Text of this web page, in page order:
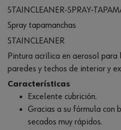
STAINCLEANER-SPRAY-
Spray tapamanchas
STAINCLEANER
Pintura acrílica en aerosol para
paredes y techos de interior y
Características
Excelente cubrición.
Gracias a su fórmula con
secados muy rápidos.